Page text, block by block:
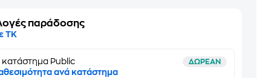
παράδοσης
ΤΚ
κατάστημα Public ΔΩΡΕΑΝ
ανά κατάστημα